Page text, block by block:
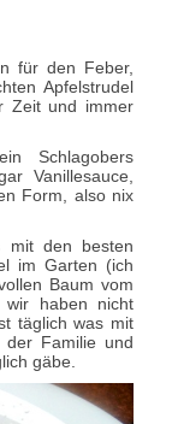
für den Feber,
Apfelstrudel
Zeit und immer
Schlagobers
Vanillesauce,
Form, also nix
mit den besten
im Garten (ich
Baum vom
haben nicht
täglich was mit
Familie und
gäbe.